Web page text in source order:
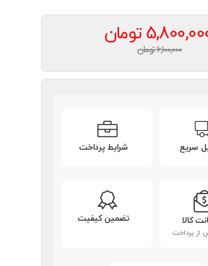
تومان
6,100,000 تومان
سریع شرایط پرداخت
کالا تضمین کیفیت